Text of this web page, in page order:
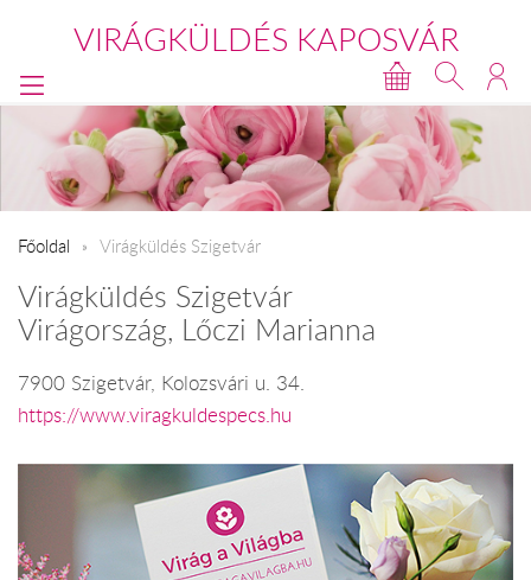
VIRÁGKÜLDÉS KAPOSVÁR
Főoldal Virágküldés Szigetvár
Virágküldés Szigetvár
Virágország, Lőczi Marianna
7900 Szigetvár, Kolozsvári u. 34.
https://www.viragkuldespecs.hu